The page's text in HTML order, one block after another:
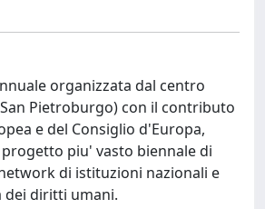
organizzata dal centro
Pietroburgo) con il contributo
e del Consiglio d'Europa,
piu' vasto biennale di
di istituzioni nazionali e
dei diritti umani.